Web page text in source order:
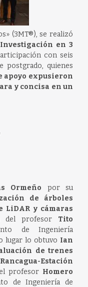
(3MT®), se realizó
en 3
con seis
postgrado, quienes
apoyo expusieron
y concisa en un
Ormeño por su
de árboles
LiDAR y cámaras
del profesor Tito
de Ingeniería
lugar lo obtuvo Ian
de trenes
Estación
profesor Homero
de Ingeniería de